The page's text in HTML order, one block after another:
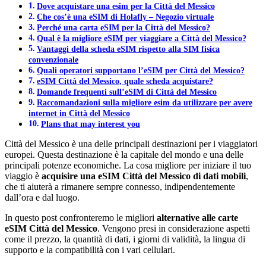
Dove acquistare una esim per la Città del Messico
Che cos’è una eSIM di Holafly – Negozio virtuale
Perché una carta eSIM per la Città del Messico?
Qual è la migliore eSIM per viaggiare a Città del Messico?
Vantaggi della scheda eSIM rispetto alla SIM fisica
convenzionale
Quali operatori supportano l’eSIM per Città del Messico?
eSIM Città del Messico, quale scheda acquistare?
Domande frequenti sull’eSIM di Città del Messico
Raccomandazioni sulla migliore esim da utilizzare per avere
internet in Città del Messico
Plans that may interest you
Città del Messico è una delle principali destinazioni per i viaggiatori
europei. Questa destinazione è la capitale del mondo e una delle
principali potenze economiche. La cosa migliore per iniziare il tuo
viaggio è acquisire una eSIM Città del Messico di dati mobili,
che ti aiuterà a rimanere sempre connesso, indipendentemente
dall’ora e dal luogo.
In questo post confronteremo le migliori alternative alle carte
eSIM Città del Messico. Vengono presi in considerazione aspetti
come il prezzo, la quantità di dati, i giorni di validità, la lingua di
supporto e la compatibilità con i vari cellulari.